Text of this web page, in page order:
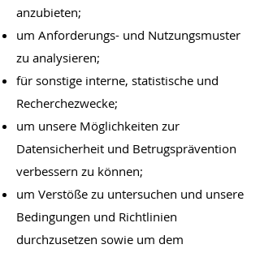
anzubieten;
um Anforderungs- und Nutzungsmuster
zu analysieren;
für sonstige interne, statistische und
Recherchezwecke;
um unsere Möglichkeiten zur
Datensicherheit und Betrugsprävention
verbessern zu können;
um Verstöße zu untersuchen und unsere
Bedingungen und Richtlinien
durchzusetzen sowie um dem